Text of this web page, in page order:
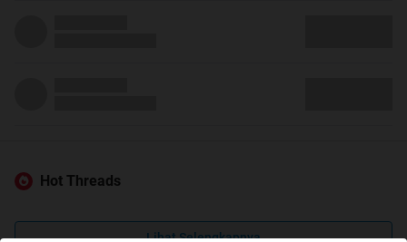
Hot Threads
Lihat Selengkapnya